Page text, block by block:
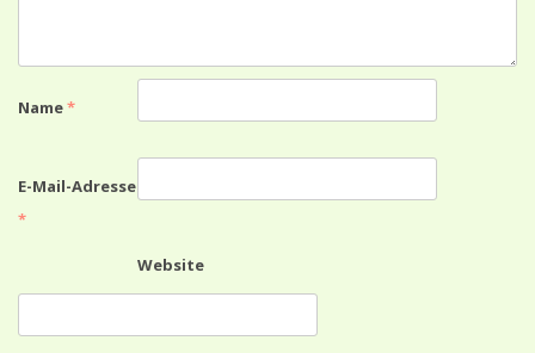
Name*
E-Mail-Adresse
*
Website